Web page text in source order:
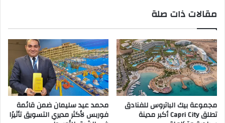
مقالات ذات صلة
مجموعة بيك الباتروس للفنادق
تطلق Capri City أكبر مدينة
محمد عيد سليمان ضمن قائمة
فوربس لأكثر مديري التسويق تأثيرًا